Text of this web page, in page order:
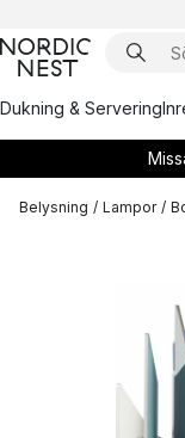
Dukning & Servering
Belysning / Lampor /